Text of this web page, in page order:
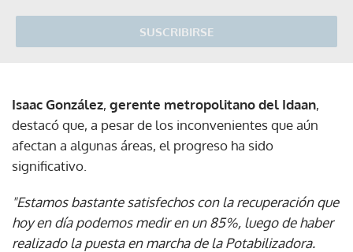
SUSCRIBIRSE
Isaac González, gerente metropolitano del Idaan,
destacó que, a pesar de los inconvenientes que aún
afectan a algunas áreas, el progreso ha sido
significativo.
"Estamos bastante satisfechos con la recuperación que
hoy en día podemos medir en un 85%, luego de haber
realizado la puesta en marcha de la Potabilizadora.